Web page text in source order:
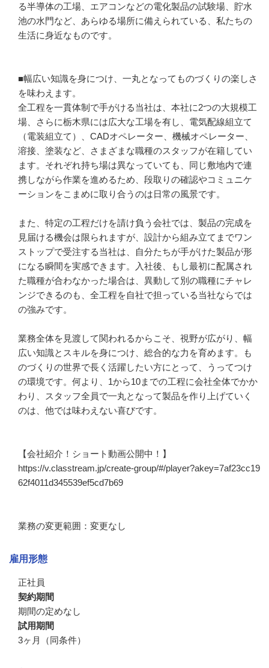
る半導体の工場、エアコンなどの電化製品の試験場、貯水
池の水門など、あらゆる場所に備えられている、私たちの
生活に身近なものです。
■幅広い知識を身につけ、一丸となってものづくりの楽しさ
を味わえます。
全工程を一貫体制で手がける当社は、本社に2つの大規模工
場、さらに栃木県には広大な工場を有し、電気配線組立て
（電装組立て）、CADオペレーター、機械オペレーター、
溶接、塗装など、さまざまな職種のスタッフが在籍してい
ます。それぞれ持ち場は異なっていても、同じ敷地内で連
携しながら作業を進めるため、段取りの確認やコミュニケ
ーションをこまめに取り合うのは日常の風景です。
また、特定の工程だけを請け負う会社では、製品の完成を
見届ける機会は限られますが、設計から組み立てまでワン
ストップで受注する当社は、自分たちが手がけた製品が形
になる瞬間を実感できます。入社後、もし最初に配属され
た職種が合わなかった場合は、異動して別の職種にチャレ
ンジできるのも、全工程を自社で担っている当社ならでは
の強みです。
業務全体を見渡して関われるからこそ、視野が広がり、幅
広い知識とスキルを身につけ、総合的な力を育めます。も
のづくりの世界で長く活躍したい方にとって、うってつけ
の環境です。何より、1から10までの工程に会社全体でかか
わり、スタッフ全員で一丸となって製品を作り上げていく
のは、他では味わえない喜びです。
【会社紹介！ショート動画公開中！】
https://v.classtream.jp/create-group/#/player?akey=7af23cc19
62f4011d345539ef5cd7b69
業務の変更範囲：変更なし
雇用形態
正社員
契約期間
期間の定めなし
試用期間
3ヶ月（同条件）